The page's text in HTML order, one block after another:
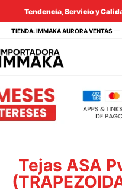
Tendencia, Servicio y
TIENDA: IMMAKA AURORA VENTAS —
Tejas ASA